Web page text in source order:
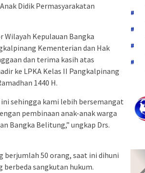
Didik Permasyarakatan
Wilayah Kepulauan Bangka
Kementerian dan Hak
dan terima kasih atas
ke LPKA Kelas II Pangkalpinang
1440 H.
ini sehingga kami lebih bersemangat
pembinaan anak-anak warga
Bangka Belitung,” ungkap Drs.
berjumlah 50 orang, saat ini dihuni
berbeda sangkutan hukum.